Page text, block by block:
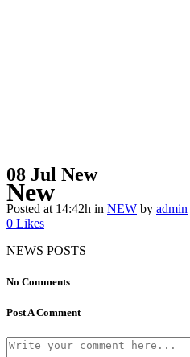
New
08 Jul New
Posted at 14:42h in NEW by admin
0 Likes
NEWS POSTS
No Comments
Post A Comment